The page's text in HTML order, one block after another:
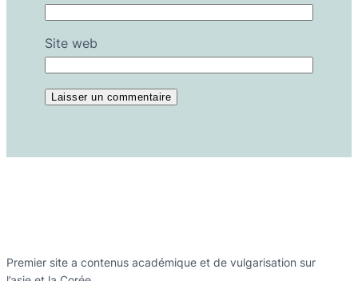
Site web
Premier site a contenus académique et de vulgarisation sur